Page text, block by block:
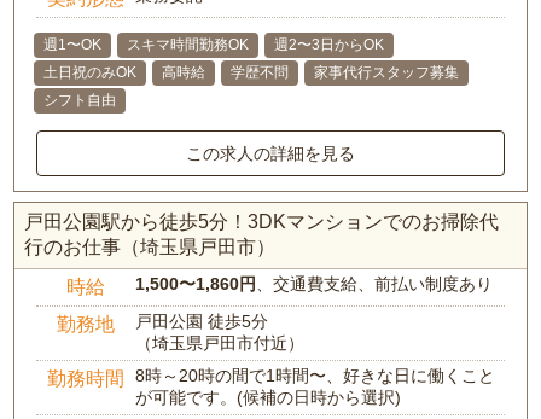
週1〜OK スキマ時間勤務OK
週2〜3日からOK
土日祝のみOK
高時給 学歴不問
家事代行スタッフ募集
シフト自由
この求人の詳細を見る
戸田公園駅から徒歩5分！3DKマンションでのお掃除代
行のお仕事（埼玉県戸田市）
時給 1,500〜1,860円、交通費支給、前払い制度あり
勤務地
戸田公園 徒歩5分
（埼玉県戸田市付近）
勤務時間
8時～20時の間で1時間〜、好きな日に働くこと
が可能です。(候補の日時から選択)